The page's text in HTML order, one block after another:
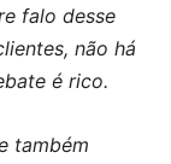
falo desse
não há
é rico.
também